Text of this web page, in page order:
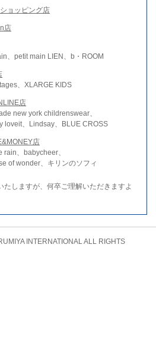
ョッピング店
店
、petit main LIEN、b・ROOM
、XLARGE KIDS
店
new york childrenswear、
loveit、Lindsay、BLUE CROSS
店
rain、babycheer、
of wonder、キリンのソフィ
たしますが、何卒ご理解いただきますよ